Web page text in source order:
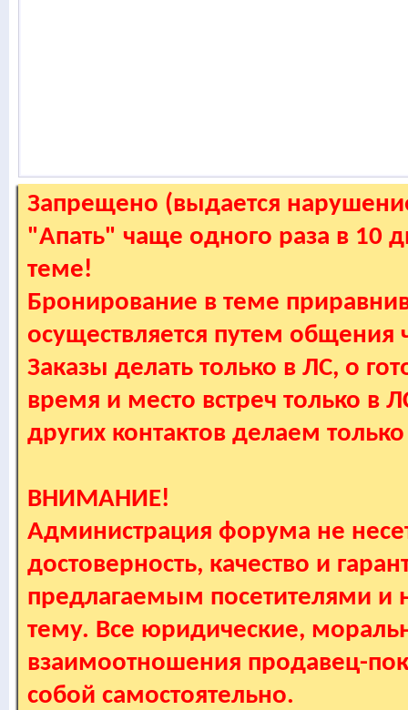
Запрещено (выдается
"Апать" чаще одного раза в 10
теме!
Бронирование в теме
осуществляется путем
Заказы делать только в ЛС, о
время и место встреч только в
других контактов делаем
ВНИМАНИЕ!
Администрация форума не
достоверность, качество и
предлагаемым посетителями и
тему. Все юридические,
взаимоотношения продавец-
собой самостоятельно.